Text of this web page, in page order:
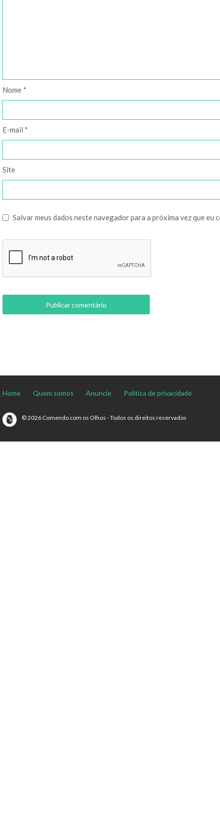
Nome *
E-mail *
Site
Salvar meus dados neste navegador para a próxima vez que eu
Home Quem somos Anuncie Política de privacidade
© 2026 Comendo com os Olhos - Todos os direitos reservados